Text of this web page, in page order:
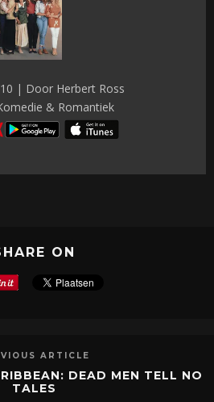
| Door Herbert Ross
& Romantiek
ON
ARTICLE
DEAD MEN TELL NO
TALES